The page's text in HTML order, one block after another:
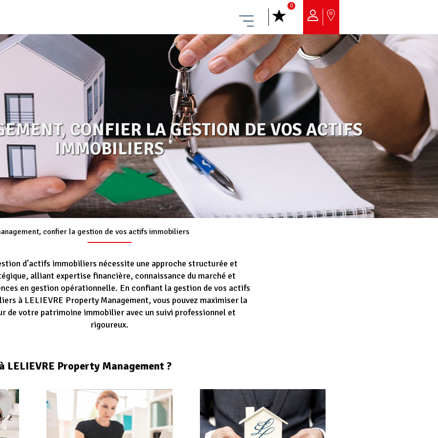
Menu
0
CONFIER LA GESTION DE VOS ACTIFS
IMMOBILIERS
confier la gestion de vos actifs immobiliers
d'actifs immobiliers nécessite une approche structurée et
alliant expertise financière, connaissance du marché et
en gestion opérationnelle. En confiant la gestion de vos actifs
à LELIEVRE Property Management, vous pouvez maximiser la
de votre patrimoine immobilier avec un suivi professionnel et
rigoureux.
LELIEVRE Property Management ?